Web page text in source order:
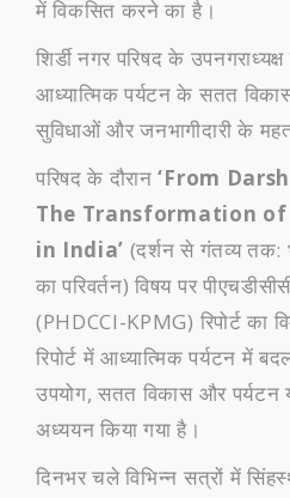
में विकसित करने का है।
​शिर्डी नगर परिषद के उपनगराध्यक्ष
आध्यात्मिक पर्यटन के सतत
सुविधाओं और जनभागीदारी के
​परिषद के दौरान‘From
The Transformation
in India’ (दर्शन से गंतव्य तक:
का परिवर्तन) विषय पर
(PHDCCI-KPMG) रिपोर्ट का
रिपोर्ट में आध्यात्मिक पर्यटन में
उपयोग, सतत विकास और पर्यटन
अध्ययन किया गया है।
​दिनभर चले विभिन्न सत्रों में